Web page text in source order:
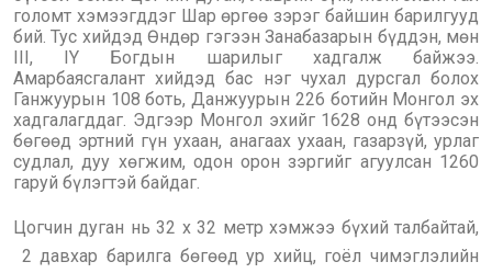
голомт хэмээгддэг Шар өргөө зэрэг байшин барилгууд
бий. Тус хийдэд Өндөр гэгээн Занабазарын бүддэн, мөн
III, IY Богдын шарилыг хадгалж байжээ.
Амарбаясгалант хийдэд бас нэг чухал дурсгал болох
Ганжуурын 108 боть, Данжуурын 226 ботийн Монгол эх
хадгалагддаг. Эдгээр Монгол эхийг 1628 онд бүтээсэн
бөгөөд эртний гүн ухаан, анагаах ухаан, газарзүй, урлаг
судлал, дуу хөгжим, одон орон зэргийг агуулсан 1260
гаруй бүлэгтэй байдаг.
Цогчин дуган нь 32 х 32 метр хэмжээ бүхий талбайтай,
2 давхар барилга бөгөөд ур хийц, гоёл чимэглэлийн